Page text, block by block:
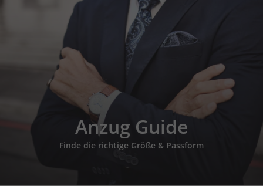
Anzug Guide
Finde die richtige Größe & Passform